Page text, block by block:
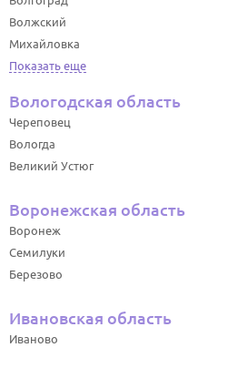
Волжский
Михайловка
Показать еще
Вологодская область
Череповец
Вологда
Великий Устюг
Воронежская область
Воронеж
Семилуки
Березово
Ивановская область
Иваново